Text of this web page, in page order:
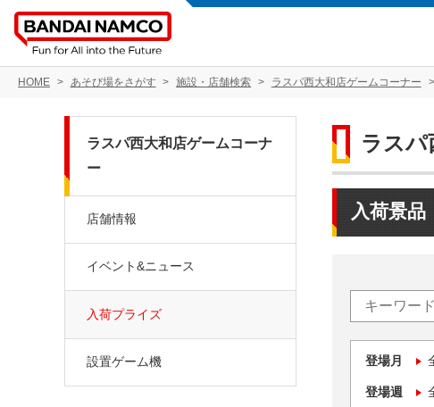
HOME あそび場をさがす 施設・店舗検索 ラスパ西大和店ゲームコーナー
ラスパ
入荷景品
登場月
登場週
ラスパ西大和店ゲームコーナ
ー
店舗情報
イベント&ニュース
入荷プライズ
設置ゲーム機